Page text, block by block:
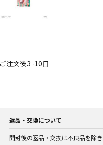
ご注文後3~10日
返品・交換について
開封後の返品・交換は不良品を除き